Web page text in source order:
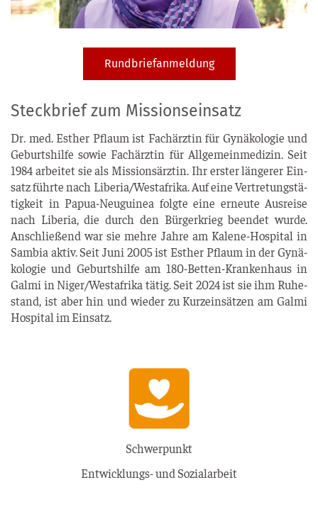
Rundbriefanmeldung
Steckbrief zum Missionseinsatz
Dr. med. Esther Pflaum ist Fach­ärz­tin für Gynä­ko­lo­gie und
Geburts­hil­fe sowie Fach­ärz­tin für All­ge­mein­me­di­zin. Seit
1984 arbei­tet sie als Mis­si­ons­ärz­tin. Ihr ers­ter län­ge­rer Ein­
satz führ­te nach Liberia/Westafrika. Auf eine Ver­tre­tungs­tä­
tig­keit in Papua-Neu­gui­nea folg­te eine erneu­te Aus­rei­se
nach Libe­ria, die durch den Bür­ger­krieg been­det wur­de.
Anschlie­ßend war sie meh­re Jah­re am Kalene-Hos­pi­tal in
Sam­bia aktiv. Seit Juni 2005 ist Esther Pflaum in der Gynä­
ko­lo­gie und Geburts­hil­fe am 180-Bet­ten-Kran­ken­haus in
Gal­mi in Niger/Westafrika tätig. Seit 2024 ist sie ihm Ruhe­
stand, ist aber hin und wie­der zu Kurz­ein­sät­zen am Gal­mi
Hos­pi­tal im Einsatz.
Schwerpunkt
Entwicklungs- und Sozialarbeit